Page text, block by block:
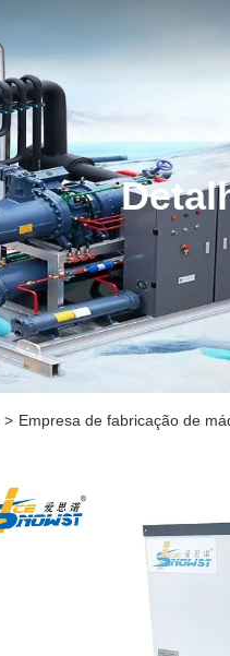
> Empresa de fabricação de